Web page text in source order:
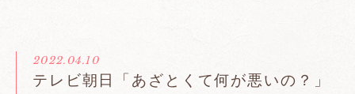
2022.04.10
テレビ朝日「あざとくて何が悪いの？」